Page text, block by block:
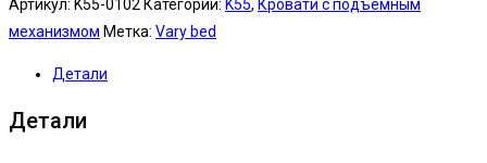
Артикул: K55-0102 Категории: K55, Кровати с подъемным
механизмом Метка: Vary bed
Детали
Детали